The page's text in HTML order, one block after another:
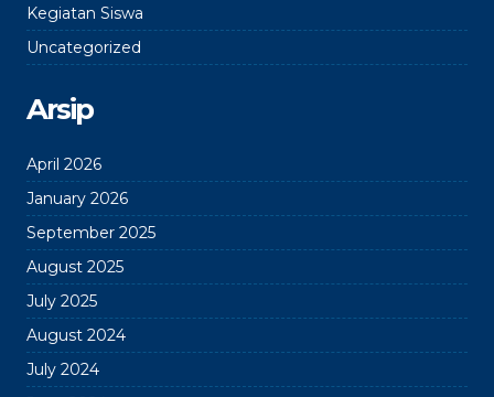
Kegiatan Siswa
Uncategorized
Arsip
April 2026
January 2026
September 2025
August 2025
July 2025
August 2024
July 2024